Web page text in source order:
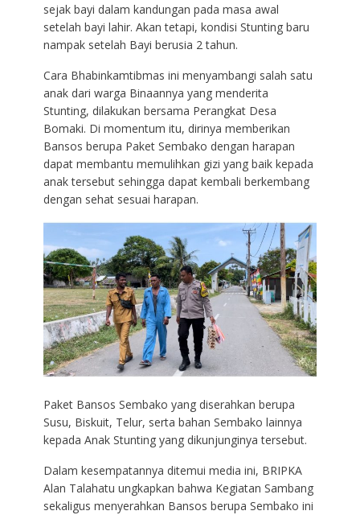
sejak bayi dalam kandungan pada masa awal
setelah bayi lahir. Akan tetapi, kondisi Stunting baru
nampak setelah Bayi berusia 2 tahun.
Cara Bhabinkamtibmas ini menyambangi salah satu
anak dari warga Binaannya yang menderita
Stunting, dilakukan bersama Perangkat Desa
Bomaki. Di momentum itu, dirinya memberikan
Bansos berupa Paket Sembako dengan harapan
dapat membantu memulihkan gizi yang baik kepada
anak tersebut sehingga dapat kembali berkembang
dengan sehat sesuai harapan.
Paket Bansos Sembako yang diserahkan berupa
Susu, Biskuit, Telur, serta bahan Sembako lainnya
kepada Anak Stunting yang dikunjunginya tersebut.
Dalam kesempatannya ditemui media ini, BRIPKA
Alan Talahatu ungkapkan bahwa Kegiatan Sambang
sekaligus menyerahkan Bansos berupa Sembako ini